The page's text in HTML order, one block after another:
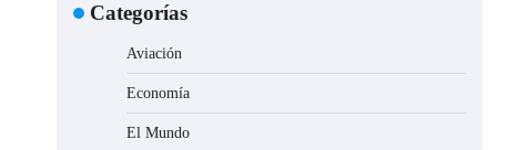
Categorías
Aviación
Economía
El Mundo